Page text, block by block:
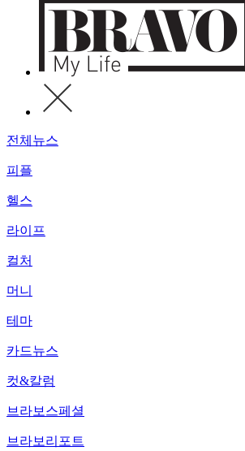
전체뉴스
피플
헬스
라이프
컬처
머니
테마
카드뉴스
컷&칼럼
브라보스페셜
브라보리포트